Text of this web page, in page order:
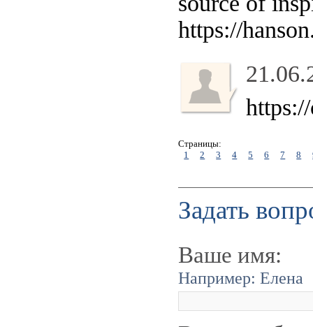
https://
Страницы:
1
2 3 4 5 6 7 8
Задать
Ваше имя:
Например: Елена